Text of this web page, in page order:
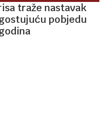
traže nastavak
pobjedu